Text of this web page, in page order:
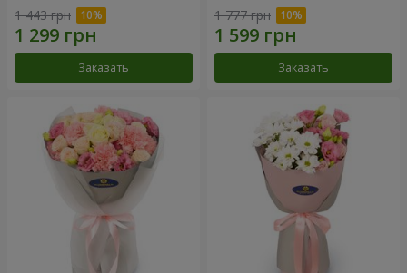
1 443 грн
Заказать
1 777 грн
Заказать